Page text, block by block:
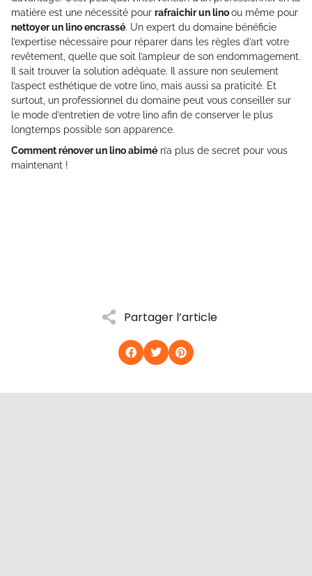
Partager l’article
matière est une nécessité pour rafraichir un linoou même pour
nettoyer un lino encrassé. Un expert du domaine bénéficie
l’expertise nécessaire pour réparer dans les règles d’art votre
revêtement, quelle que soit l’ampleur de son endommagement.
Il sait trouver la solution adéquate. Il assure non seulement
l’aspect esthétique de votre lino, mais aussi sa praticité. Et
surtout, un professionnel du domaine peut vous conseiller sur
le mode d’entretien de votre lino afin de conserver le plus
longtemps possible son apparence.
Comment rénover un lino abimé n’a plus de secret pour vous
maintenant !